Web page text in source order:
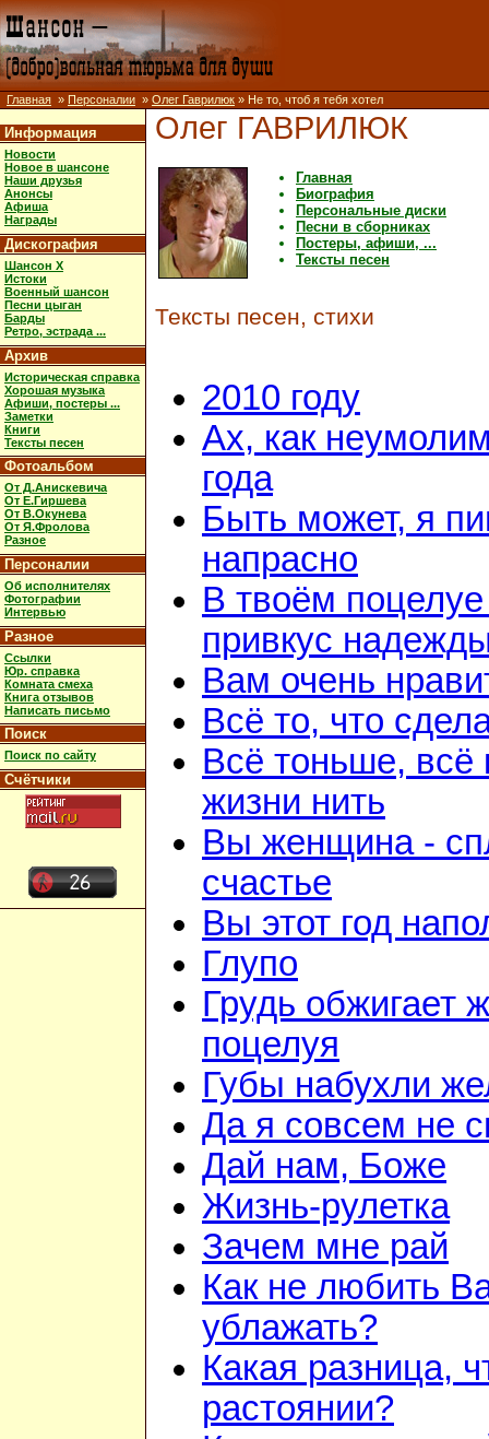
Главная » Персоналии » Олег Гаврилюк » Не то, чтоб я тебя хотел
Информация
Новости
Новое в шансоне
Наши друзья
Анонсы
Афиша
Награды
Дискография
Шансон X
Истоки
Военный шансон
Песни цыган
Барды
Ретро, эстрада ...
Архив
Историческая справка
Хорошая музыка
Афиши, постеры ...
Заметки
Книги
Тексты песен
Фотоальбом
От Д.Анискевича
От Е.Гиршева
От В.Окунева
От Я.Фролова
Разное
Персоналии
Об исполнителях
Фотографии
Интервью
Разное
Ссылки
Юр. справка
Комната смеха
Книга отзывов
Написать письмо
Поиск
Поиск по сайту
Счётчики
Олег ГАВРИЛЮК
Главная
Биография
Персональные диски
Песни в сборниках
Постеры, афиши, ...
Тексты песен
Тексты песен, стихи
2010 году
Ах, как
года
Быть может, я
напрасно
В твоём
привкус
Вам очень
Всё то, что
Всё тоньше, всё
жизни нить
Вы женщина -
счастье
Вы этот год
Глупо
Грудь обжигает
поцелуя
Губы набухли
Да я совсем не
Дай нам, Боже
Жизнь-рулетка
Зачем мне рай
Как не любить
ублажать?
Какая разница,
растоянии?